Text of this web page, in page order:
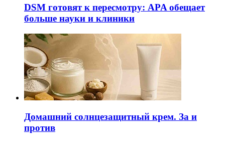
DSM готовят к пересмотру: APA обещает
больше науки и клиники
Домашний солнцезащитный крем. За и
против